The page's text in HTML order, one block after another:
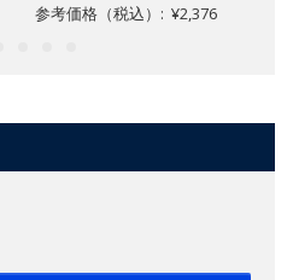
参考価格（税込）: ¥2,376